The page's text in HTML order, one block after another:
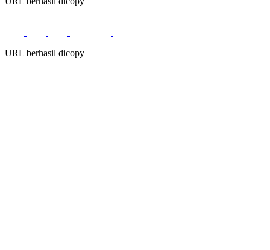
URL berhasil dicopy